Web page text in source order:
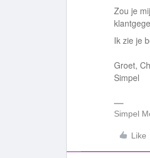
Zou je
Ik zie je
Groet,
Simpel
Simpel
Like